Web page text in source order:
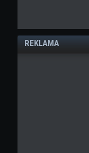
REKLAMA